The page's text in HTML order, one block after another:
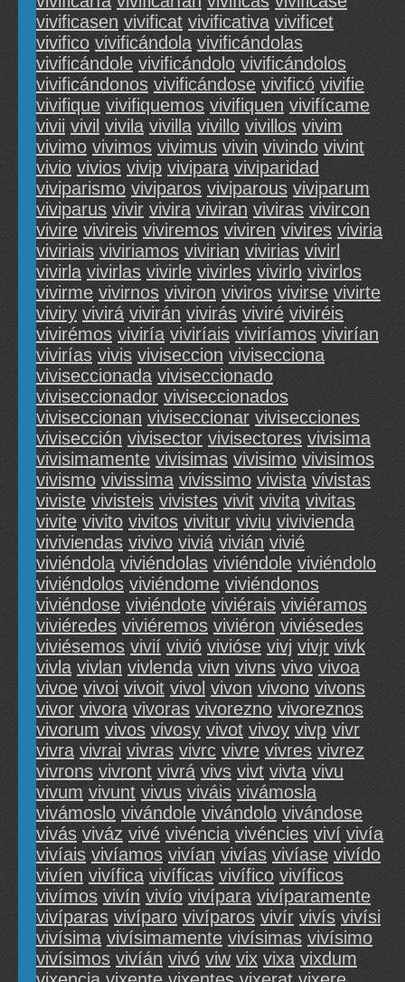
vivificasen vivificat vivificativa vivificet
vivifico vivificándola vivificándolas
vivificándole vivificándolo vivificándolos
vivificándonos vivificándose vivificó vivifie
vivifique vivifiquemos vivifiquen vivifícame
vivii vivil vivila vivilla vivillo vivillos vivim
vivimo vivimos vivimus vivin vivindo vivint
vivio vivios vivip vivipara viviparidad
viviparismo viviparos viviparous viviparum
viviparus vivir vivira viviran viviras vivircon
vivire vivireis viviremos viviren vivires viviria
viviriais viviriamos vivirian vivirias vivirl
vivirla vivirlas vivirle vivirles vivirlo vivirlos
vivirme vivirnos viviron viviros vivirse vivirte
viviry vivirá vivirán vivirás viviré viviréis
vivirémos viviría viviríais viviríamos vivirían
vivirías vivis viviseccion vivisecciona
viviseccionada viviseccionado
viviseccionador viviseccionados
viviseccionan viviseccionar vivisecciones
vivisección vivisector vivisectores vivisima
vivisimamente vivisimas vivisimo vivisimos
vivismo vivissima vivissimo vivista vivistas
viviste vivisteis vivistes vivit vivita vivitas
vivite vivito vivitos vivitur viviu vivivienda
viviviendas vivivo viviá vivián vivié
viviéndola viviéndolas viviéndole viviéndolo
viviéndolos viviéndome viviéndonos
viviéndose viviéndote viviérais viviéramos
viviéredes viviéremos viviéron viviésedes
viviésemos vivií vivió vivióse vivj vivjr vivk
vivla vivlan vivlenda vivn vivns vivo vivoa
vivoe vivoi vivoit vivol vivon vivono vivons
vivor vivora vivoras vivorezno vivoreznos
vivorum vivos vivosy vivot vivoy vivp vivr
vivra vivrai vivras vivrc vivre vivres vivrez
vivrons vivront vivrá vivs vivt vivta vivu
vivum vivunt vivus viváis vivámosla
vivámoslo vivándole vivándolo vivándose
vivás viváz vivé vivéncia vivéncies viví vivía
vivíais vivíamos vivían vivías vivíase vivído
vivíen vivífica vivíficas vivífico vivíficos
vivímos vivín vivío vivípara vivíparamente
vivíparas vivíparo vivíparos vivír vivís vivísi
vivísima vivísimamente vivísimas vivísimo
vivísimos vivíán vivó viw vix vixa vixdum